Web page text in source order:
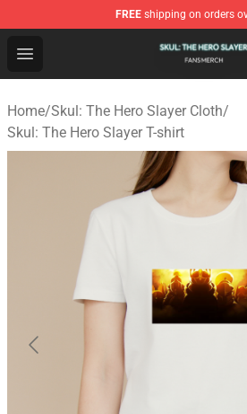
FREE shipping on orders
Open menu
Skul: The Hero Slayer Shop -
Home/Skul: The Hero Slayer Cloth/
Skul: The Hero Slayer T-shirt